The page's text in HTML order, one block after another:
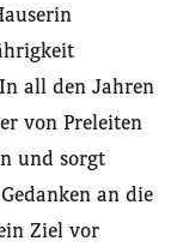
all den Jahren
von Preleiten
und sorgt
an die
Ziel vor